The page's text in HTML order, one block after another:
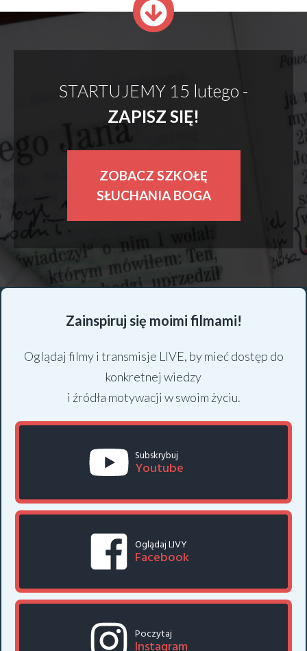
STARTUJEMY 15 lutego -
ZAPISZ SIĘ!
ZOBACZ SZKOŁĘ
SŁUCHANIA BOGA
Zainspiruj się moimi filmami!
Oglądaj filmy i transmisje LIVE, by mieć dostęp do
konkretnej wiedzy
i źródła motywacji w swoim życiu.
Subskrybuj
Youtube
Oglądaj LIVY
Facebook
Poczytaj